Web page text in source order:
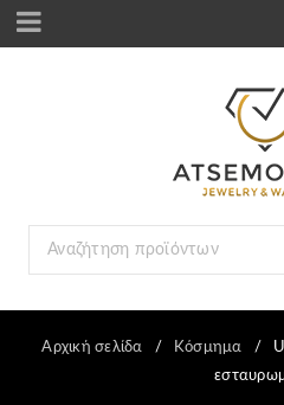
Αρχική σελίδα / Κόσμημα /